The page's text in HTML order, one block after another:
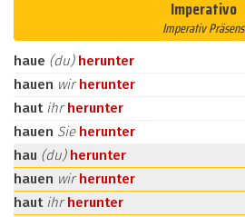
Imperativo
Imperativ Präsens
haue (du) herunter
hauen wirherunter
haut ihrherunter
hauen Sie herunter
hau (du) herunter
hauen wirherunter
haut ihrherunter